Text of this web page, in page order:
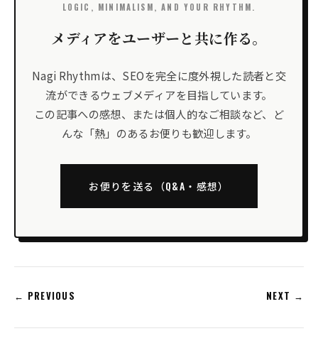
LOGIC, MINIMALISM, AND YOUR RHYTHM.
メディアをユーザーと共に作る。
Nagi Rhythmは、SEOを完全に度外視した読者と交
流ができるウェブメディアを目指しています。
この記事への感想、または個人的なご相談など、ど
んな「熱」のあるお便りも歓迎します。
お便りを送る（Q&A・感想）
← PREVIOUS NEXT →